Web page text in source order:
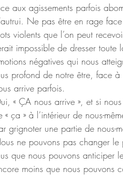
aux agissements parfois
Ne pas être en rage
violents que l’on peut
impossible de dresser toute
négatives qui nous
profond de notre être, face
arrive parfois.
« ÇA nous arrive », et si
« ça » à l’intérieur de nous-
grignoter une partie de nous-
ne pouvons pas changer le
que nous pouvons anticiper
moins que nous pouvons